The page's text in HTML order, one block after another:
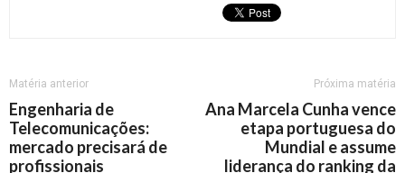
Matéria anterior
Engenharia de
Telecomunicações:
mercado precisará de
profissionais
Próxima matéria
Ana Marcela Cunha vence
etapa portuguesa do
Mundial e assume
liderança do ranking da